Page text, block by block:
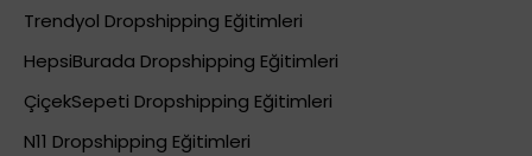
Trendyol Dropshipping Eğitimleri
HepsiBurada Dropshipping Eğitimleri
ÇiçekSepeti Dropshipping Eğitimleri
N11 Dropshipping Eğitimleri